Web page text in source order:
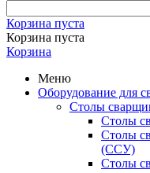
Корзина пуста
Корзина пуста
Корзина
Меню
Оборудование для
Столы
Столы
Столы
(ССУ)
Столы